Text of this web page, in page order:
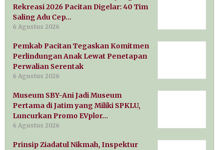
Rekreasi 2026 Pacitan Digelar: 40 Tim
Saling Adu Cep…
6 Agustus 2026
Pemkab Pacitan Tegaskan Komitmen
Perlindungan Anak Lewat Penetapan
Perwalian Serentak
6 Agustus 2026
Museum SBY-Ani Jadi Museum
Pertama di Jatim yang Miliki SPKLU,
Luncurkan Promo EVplor…
6 Agustus 2026
Prinsip Ziadatul Nikmah, Inspektur